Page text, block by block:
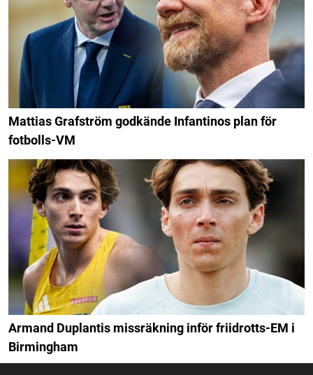
Mattias Grafström godkände Infantinos plan för
fotbolls-VM
Armand Duplantis missräkning inför friidrotts-EM i
Birmingham